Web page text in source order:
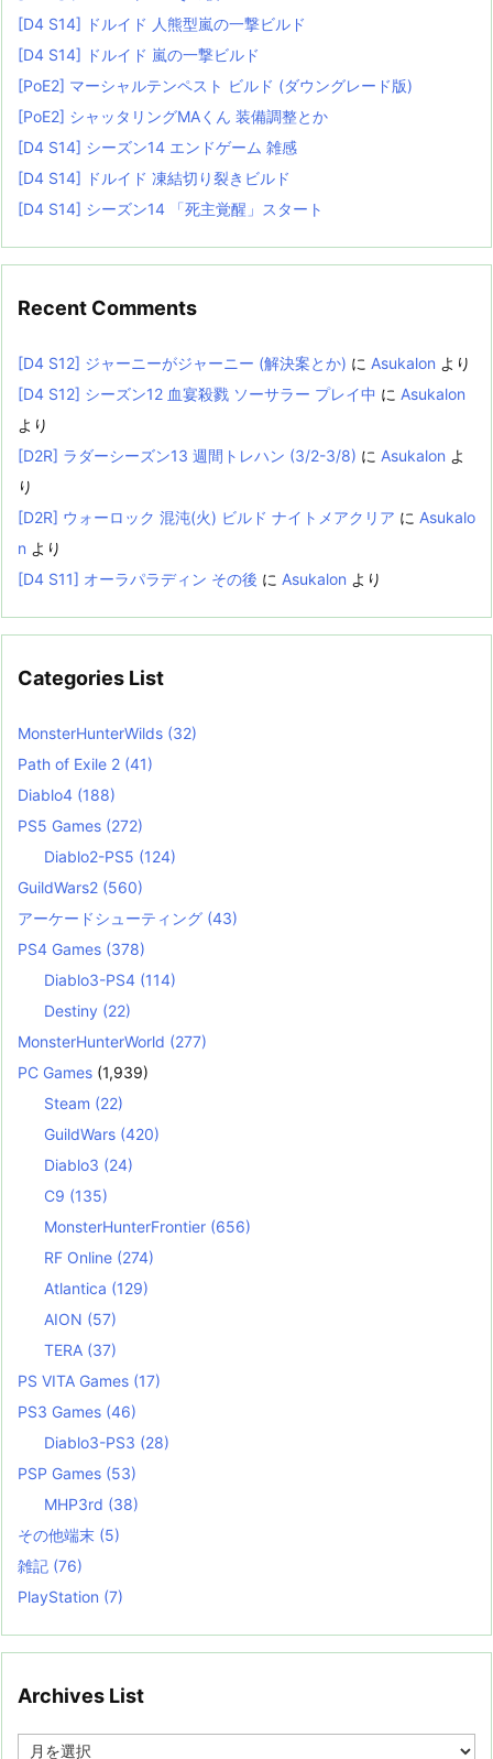
[D4 S14] ドルイド 人熊型嵐の一撃ビルド
[D4 S14] ドルイド 嵐の一撃ビルド
[PoE2] マーシャルテンペスト ビルド (ダウングレード版)
[PoE2] シャッタリングMAくん 装備調整とか
[D4 S14] シーズン14 エンドゲーム 雑感
[D4 S14] ドルイド 凍結切り裂きビルド
[D4 S14] シーズン14 「死主覚醒」スタート
Recent Comments
[D4 S12] ジャーニーがジャーニー (解決案とか) に Asukalon より
[D4 S12] シーズン12 血宴殺戮 ソーサラー プレイ中 に Asukalon
より
[D2R] ラダーシーズン13 週間トレハン (3/2-3/8) に Asukalon よ
り
[D2R] ウォーロック 混沌(火) ビルド ナイトメアクリア に Asukalo
n より
[D4 S11] オーラパラディン その後 に Asukalon より
Categories List
MonsterHunterWilds (32)
Path of Exile 2 (41)
Diablo4 (188)
PS5 Games (272)
Diablo2-PS5 (124)
GuildWars2 (560)
アーケードシューティング (43)
PS4 Games (378)
Diablo3-PS4 (114)
Destiny (22)
MonsterHunterWorld (277)
PC Games (1,939)
Steam (22)
GuildWars (420)
Diablo3 (24)
C9 (135)
MonsterHunterFrontier (656)
RF Online (274)
Atlantica (129)
AION (57)
TERA (37)
PS VITA Games (17)
PS3 Games (46)
Diablo3-PS3 (28)
PSP Games (53)
MHP3rd (38)
その他端末 (5)
雑記 (76)
PlayStation (7)
Archives List